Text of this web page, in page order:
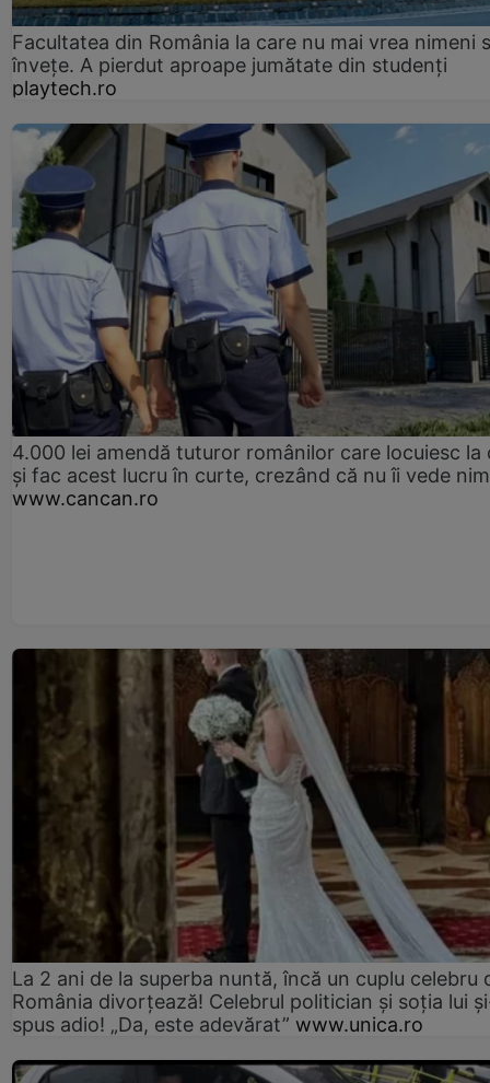
Facultatea din România la care nu mai vrea nimeni
înveţe. A pierdut aproape jumătate din studenţi
playtech.ro
4.000 lei amendă tuturor românilor care locuiesc la
și fac acest lucru în curte, crezând că nu îi vede
www.cancan.ro
La 2 ani de la superba nuntă, încă un cuplu celebru
România divorțează! Celebrul politician și soția lui
spus adio! „Da, este adevărat” www.unica.ro